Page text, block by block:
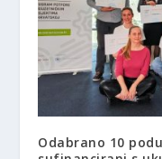
Odabrano 10